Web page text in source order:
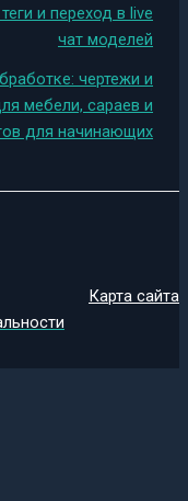
и переход в live
чат моделей
чертежи и
мебели, сараев и
для начинающих
Карта сайта